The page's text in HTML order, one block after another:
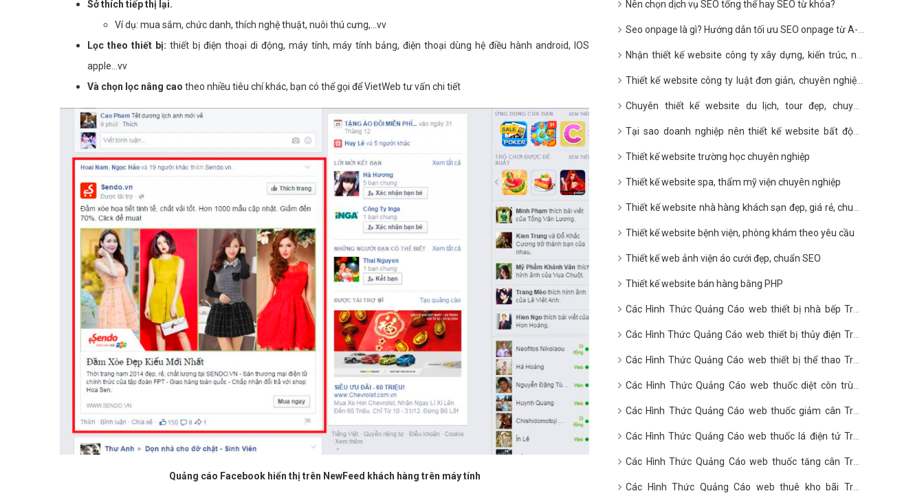
Sở thích tiếp thị lại.
Ví dụ: mua sắm, chức danh, thích nghệ thuật, nuôi thú cưng,...vv
Lọc theo thiết bị: thiết bị điện thoại di động, máy tính, máy tính bảng, điện thoại dùng hệ điều hành android, IOS
apple...vv
Và chọn lọc nâng cao theo nhiều tiêu chí khác, bạn có thể gọi để VietWeb tư vấn chi tiết
Quảng cáo Facebook hiển thị trên NewFeed khách hàng trên máy tính
Nên chọn dịch vụ SEO tổng thể hay SEO từ khóa?
Seo onpage là gì? Hướng dẫn tối ưu SEO onpage từ A-Z
2020
Nhận thiết kế website công ty xây dựng, kiến trúc, nội
thất giá rẻ
Thiết kế website công ty luật đơn giản, chuyên nghiệp,
giá rẻ
Chuyên thiết kế website du lịch, tour đẹp, chuyên
nghiệp, giá rẻ
Tại sao doanh nghiệp nên thiết kế website bất động
sản?
Thiết kế website trường học chuyên nghiệp
Thiết kế website spa, thẩm mỹ viện chuyên nghiệp
Thiết kế website nhà hàng khách sạn đẹp, giá rẻ, chuẩn
SEO
Thiết kế website bệnh viện, phòng khám theo yêu cầu
Thiết kế web ảnh viện áo cưới đẹp, chuẩn SEO
Thiết kế website bán hàng bằng PHP
Các Hình Thức Quảng Cáo web thiết bị nhà bếp Trên
Google?
Các Hình Thức Quảng Cáo web thiết bị thủy điện Trên
Google?
Các Hình Thức Quảng Cáo web thiết bị thể thao Trên
Google?
Các Hình Thức Quảng Cáo web thuốc diệt côn trùng
Trên Google?
Các Hình Thức Quảng Cáo web thuốc giảm cân Trên
Google?
Các Hình Thức Quảng Cáo web thuốc lá điện tử Trên
Google?
Các Hình Thức Quảng Cáo web thuốc tăng cân Trên
Google?
Các Hình Thức Quảng Cáo web thuê kho bãi Trên